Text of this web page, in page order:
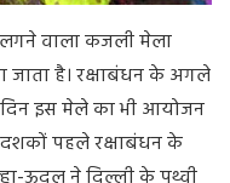
वाला कजली मेला
जाता है। रक्षाबंधन के अगले
दिन इस मेले का भी आयोजन
दशकों पहले रक्षाबंधन के